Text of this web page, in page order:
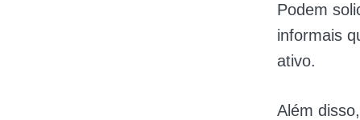
Podem
informais
ativo.
Além